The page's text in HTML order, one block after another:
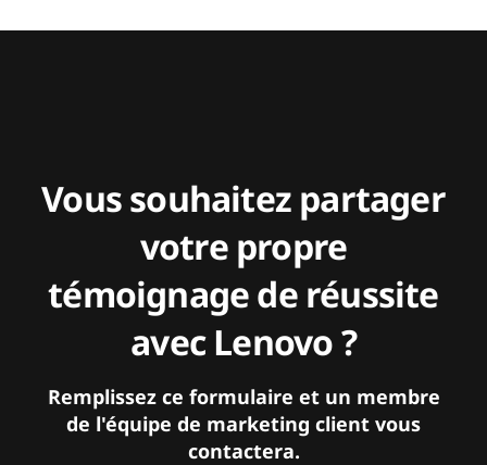
Vous souhaitez partager
votre propre
témoignage de réussite
avec Lenovo ?
Remplissez ce formulaire et un membre
de l'équipe de marketing client vous
contactera.